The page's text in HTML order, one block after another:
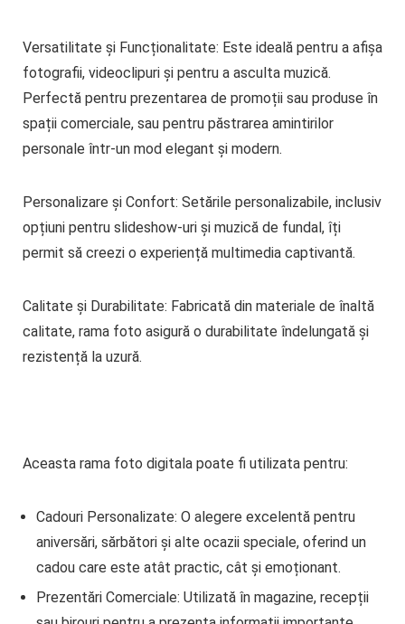
Versatilitate și Funcționalitate: Este ideală pentru a afișa
fotografii, videoclipuri și pentru a asculta muzică.
Perfectă pentru prezentarea de promoții sau produse în
spații comerciale, sau pentru păstrarea amintirilor
personale într-un mod elegant și modern.
Personalizare și Confort: Setările personalizabile, inclusiv
opțiuni pentru slideshow-uri și muzică de fundal, îți
permit să creezi o experiență multimedia captivantă.
Calitate și Durabilitate: Fabricată din materiale de înaltă
calitate, rama foto asigură o durabilitate îndelungată și
rezistență la uzură.
Aceasta rama foto digitala poate fi utilizata pentru:
Cadouri Personalizate: O alegere excelentă pentru
aniversări, sărbători și alte ocazii speciale, oferind un
cadou care este atât practic, cât și emoționant.
Prezentări Comerciale: Utilizată în magazine, recepții